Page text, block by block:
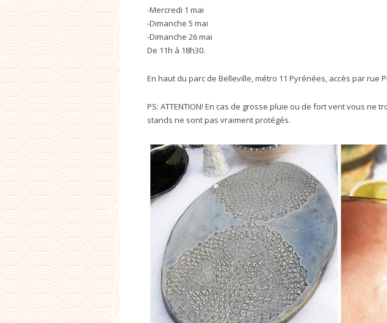
-Mercredi 1 mai
-Dimanche 5 mai
-Dimanche 26 mai
De 11h à 18h30.
En haut du parc de Belleville, métro 11 Pyrénées, accès par rue
PS: ATTENTION! En cas de grosse pluie ou de fort vent vous ne
stands ne sont pas vraiment protégés.